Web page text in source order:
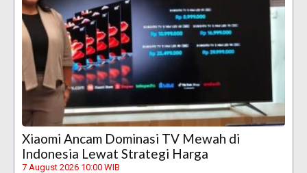
Xiaomi Ancam Dominasi TV Mewah di
Indonesia Lewat Strategi Harga
7 August 2026 10:00 WIB